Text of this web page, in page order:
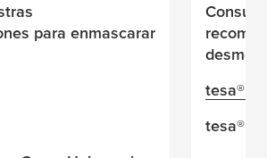
para enmascarar
tesa®
tesa®